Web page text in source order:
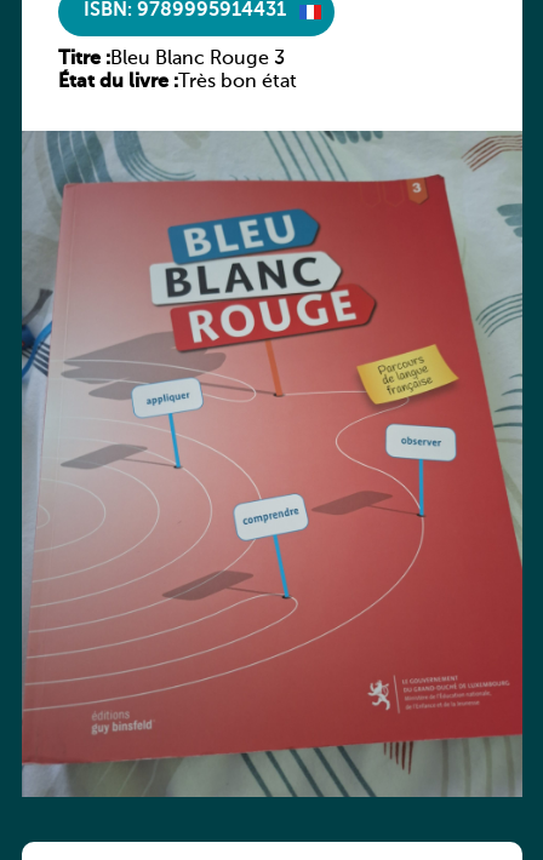
ISBN: 9789995914431
Titre :Bleu Blanc Rouge 3
État du livre :Très bon état